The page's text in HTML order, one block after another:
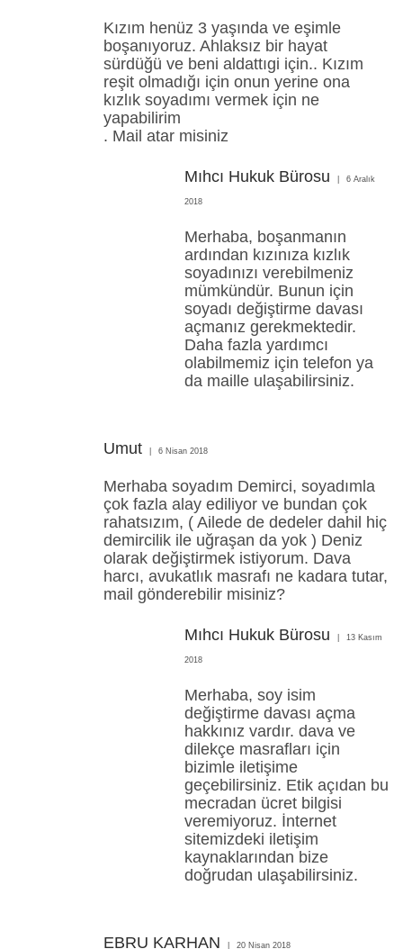
Kızım henüz 3 yaşında ve eşimle
boşanıyoruz. Ahlaksız bir hayat
sürdüğü ve beni aldattıgi için.. Kızım
reşit olmadığı için onun yerine ona
kızlık soyadımı vermek için ne
yapabilirim
. Mail atar misiniz
Mıhcı Hukuk Bürosu 6 Aralık
2018
Merhaba, boşanmanın
ardından kızınıza kızlık
soyadınızı verebilmeniz
mümkündür. Bunun için
soyadı değiştirme davası
açmanız gerekmektedir.
Daha fazla yardımcı
olabilmemiz için telefon ya
da maille ulaşabilirsiniz.
Umut 6 Nisan 2018
Merhaba soyadım Demirci, soyadımla
çok fazla alay ediliyor ve bundan çok
rahatsızım, ( Ailede de dedeler dahil hiç
demircilik ile uğraşan da yok ) Deniz
olarak değiştirmek istiyorum. Dava
harcı, avukatlık masrafı ne kadara tutar,
mail gönderebilir misiniz?
Mıhcı Hukuk Bürosu 13 Kasım
2018
Merhaba, soy isim
değiştirme davası açma
hakkınız vardır. dava ve
dilekçe masrafları için
bizimle iletişime
geçebilirsiniz. Etik açıdan bu
mecradan ücret bilgisi
veremiyoruz. İnternet
sitemizdeki iletişim
kaynaklarından bize
doğrudan ulaşabilirsiniz.
EBRU KARHAN 20 Nisan 2018